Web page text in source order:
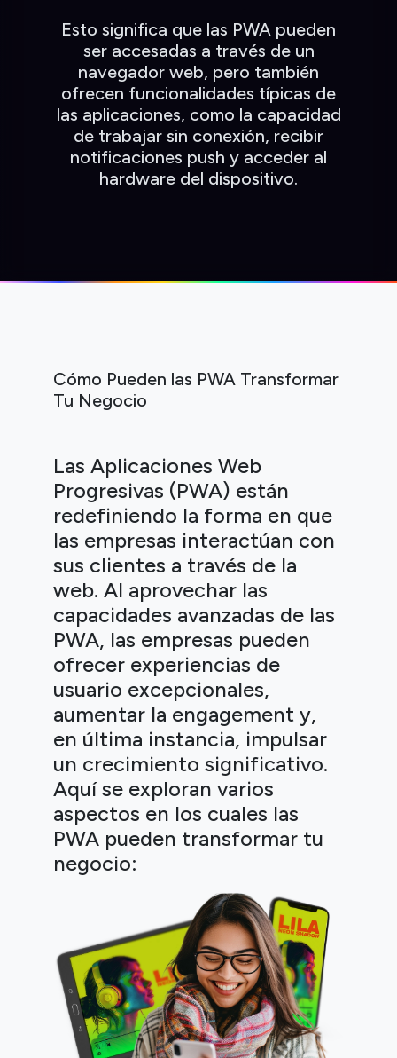
Esto significa que las PWA pueden
ser accesadas a través de un
navegador web, pero también
ofrecen funcionalidades típicas de
las aplicaciones, como la capacidad
de trabajar sin conexión, recibir
notificaciones push y acceder al
hardware del dispositivo.
Cómo Pueden las PWA Transformar
Tu Negocio
Las Aplicaciones Web
Progresivas (PWA) están
redefiniendo la forma en que
las empresas interactúan con
sus clientes a través de la
web. Al aprovechar las
capacidades avanzadas de las
PWA, las empresas pueden
ofrecer experiencias de
usuario excepcionales,
aumentar la engagement y,
en última instancia, impulsar
un crecimiento significativo.
Aquí se exploran varios
aspectos en los cuales las
PWA pueden transformar tu
negocio: